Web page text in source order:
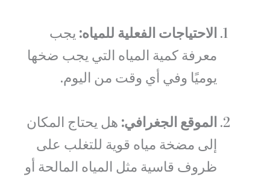
الاحتياجات الفعلية للمياه: يجب
معرفة كمية المياه التي يجب ضخها
يوميًا وفي أي وقت من اليوم.
الموقع الجغرافي: هل يحتاج المكان
إلى مضخة مياه قوية للتغلب على
ظروف قاسية مثل المياه المالحة أو